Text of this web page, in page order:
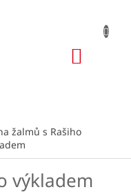
žalmů s Rašiho
výkladem